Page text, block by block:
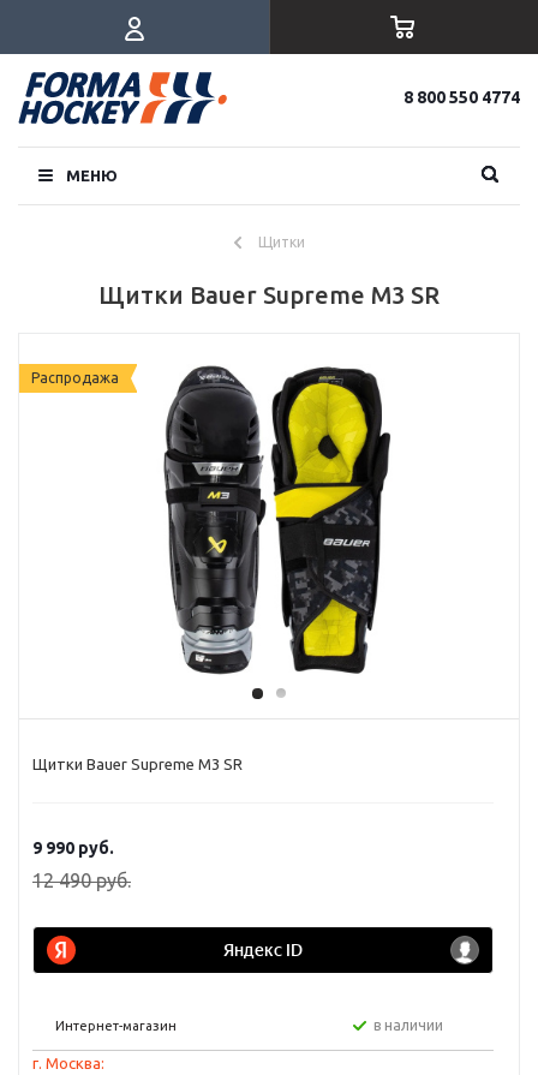
8 800 550 4774
МЕНЮ
Щитки
Щитки Bauer Supreme M3 SR
Распродажа
Щитки Bauer Supreme M3 SR
9 990 руб.
12 490руб.
Интернет-магазин в наличии
г. Москва: